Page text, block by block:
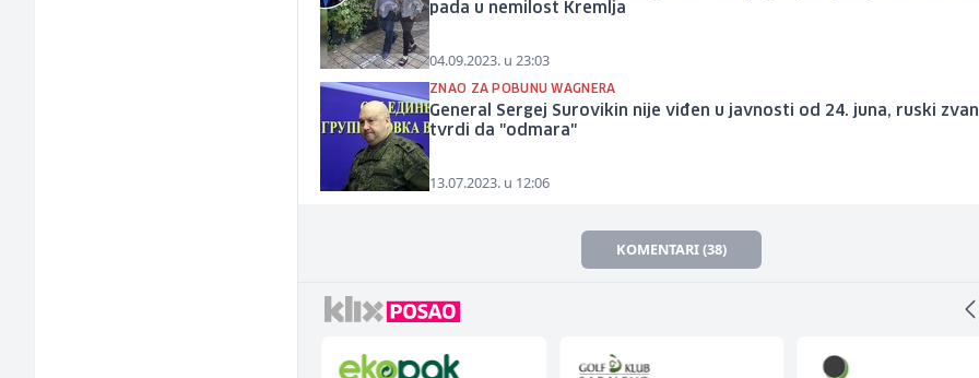
pada u nemilost Kremlja
04.09.2023. u 23:03
ZNAO ZA POBUNU WAGNERA
General Sergej Surovikin nije viđen u javnosti od 24. juna, ruski
tvrdi da "odmara"
13.07.2023. u 12:06
KOMENTARI (38)